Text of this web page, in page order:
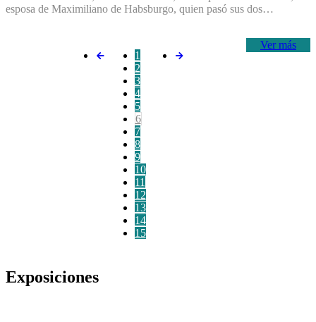
esposa de Maximiliano de Habsburgo, quien pasó sus dos…
Ver más
1
2
3
4
5
6
7
8
9
10
11
12
13
14
15
Exposiciones